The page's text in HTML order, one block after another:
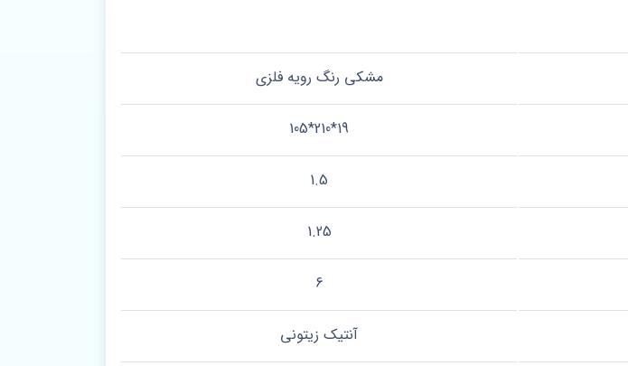
مشکی رنگ رویه فلزی
19*210*105
1.5
1.25
6
آنتیک زیتونی